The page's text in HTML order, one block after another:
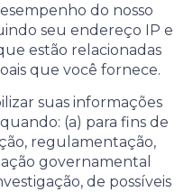
do nosso
seu endereço IP e
estão relacionadas
que você fornece.
suas informações
(a) para fins de
regulamentação,
governamental
de possíveis